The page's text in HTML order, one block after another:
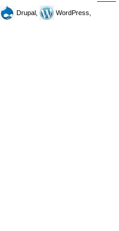
Drupal,
WordPress,